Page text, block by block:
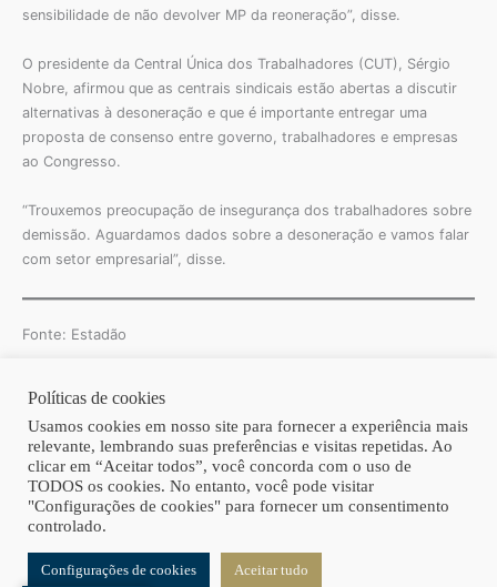
sensibilidade de não devolver MP da reoneração”, disse.
O presidente da Central Única dos Trabalhadores (CUT), Sérgio
Nobre, afirmou que as centrais sindicais estão abertas a discutir
alternativas à desoneração e que é importante entregar uma
proposta de consenso entre governo, trabalhadores e empresas
ao Congresso.
“Trouxemos preocupação de insegurança dos trabalhadores sobre
demissão. Aguardamos dados sobre a desoneração e vamos falar
com setor empresarial”, disse.
Fonte: Estadão
Copyright © 2026 | Homero Costa Advogados
Políticas de cookies
Usamos cookies em nosso site para fornecer a experiência mais
relevante, lembrando suas preferências e visitas repetidas. Ao
clicar em “Aceitar todos”, você concorda com o uso de
TODOS os cookies. No entanto, você pode visitar
"Configurações de cookies" para fornecer um consentimento
controlado.
Configurações de cookies Aceitar tudo